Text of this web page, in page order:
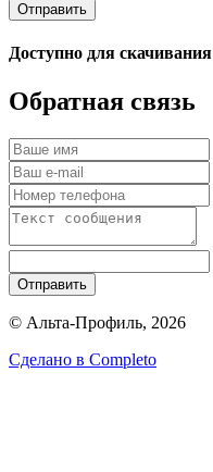
Отправить
Доступно для скачивания
Обратная связь
Отправить
© Альта-Профиль, 2026
Сделано в Completo